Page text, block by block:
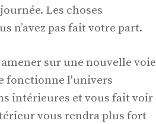
Les choses
n’avez pas fait votre part.
sur une nouvelle voie
fonctionne l'univers
intérieures et vous fait voir
vous rendra plus fort